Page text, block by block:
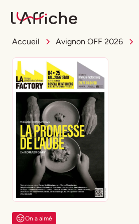
Accueil Avignon OFF 2026
On a aimé